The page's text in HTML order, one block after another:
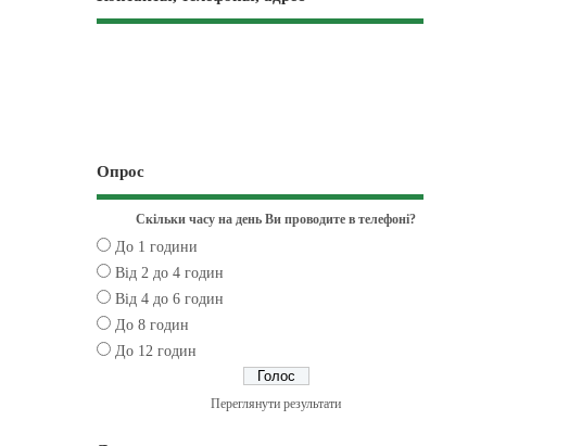
Опрос
Скільки часу на день Ви проводите в телефоні?
До 1 години
Від 2 до 4 годин
Від 4 до 6 годин
До 8 годин
До 12 годин
Переглянути результати